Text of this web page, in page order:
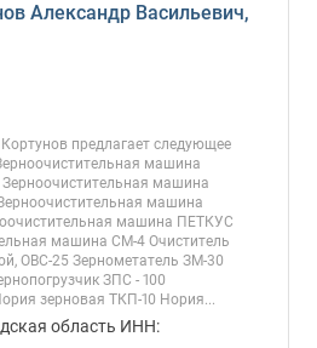
Александр Васильевич,
предлагает следующее
машина
машина
машина
машина ПЕТКУС
машина СМ-4 Очиститель
ОВС-25 Зернометатель ЗМ-30
ЗПС - 100
зерновая ТКП-10 Нория...
область ИНН: